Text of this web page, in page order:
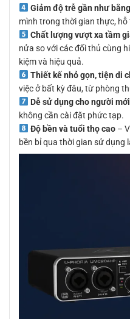
Giảm độ trễ gần như
mình trong thời gian thực,
Chất lượng vượt xa tầm
nửa so với các đối thủ cùng
kiệm và hiệu quả.
Thiết kế nhỏ gọn, tiện di
việc ở bất kỳ đâu, từ phòng
Dễ sử dụng cho người
không cần cài đặt phức tạp.
Độ bền và tuổi thọ cao–
bền bỉ qua thời gian sử dụng